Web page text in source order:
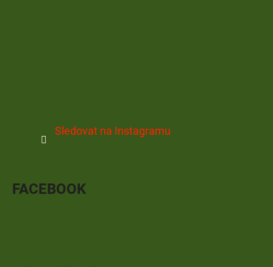
Sledovat na Instagramu
FACEBOOK